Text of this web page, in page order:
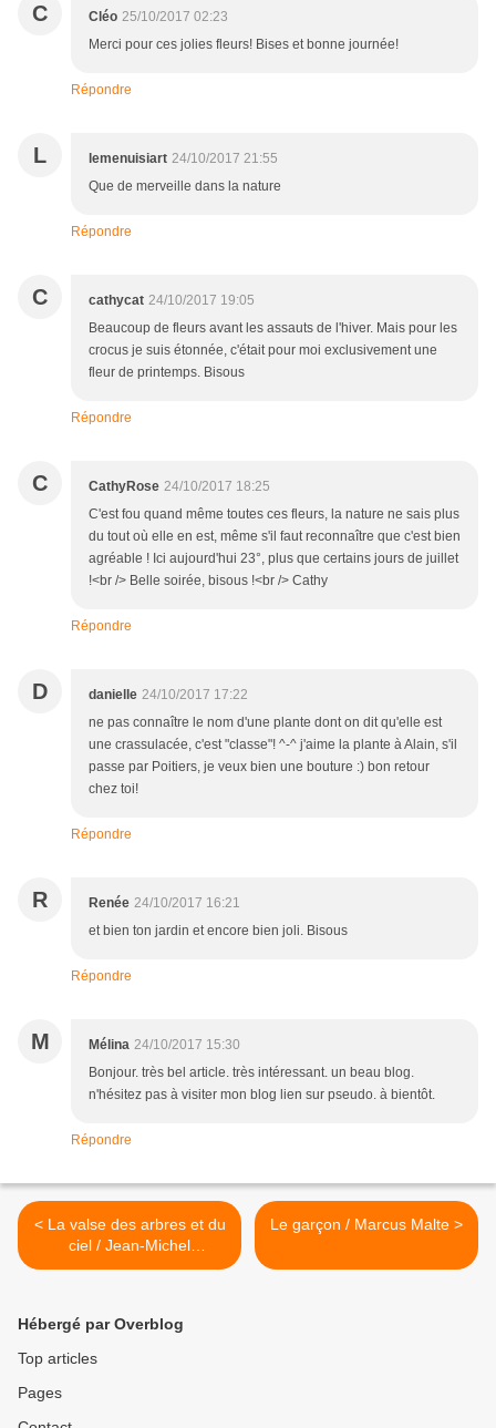
C Cléo 25/10/2017 02:23
Merci pour ces jolies fleurs! Bises et bonne journée!
Répondre
L lemenuisiart 24/10/2017 21:55
Que de merveille dans la nature
Répondre
C cathycat 24/10/2017 19:05
Beaucoup de fleurs avant les assauts de l'hiver. Mais pour les
crocus je suis étonnée, c'était pour moi exclusivement une
fleur de printemps. Bisous
Répondre
C CathyRose 24/10/2017 18:25
C'est fou quand même toutes ces fleurs, la nature ne sais plus
du tout où elle en est, même s'il faut reconnaître que c'est bien
agréable ! Ici aujourd'hui 23°, plus que certains jours de juillet
!<br /> Belle soirée, bisous !<br /> Cathy
Répondre
D danielle 24/10/2017 17:22
ne pas connaître le nom d'une plante dont on dit qu'elle est
une crassulacée, c'est "classe"! ^-^ j'aime la plante à Alain, s'il
passe par Poitiers, je veux bien une bouture :) bon retour
chez toi!
Répondre
R Renée 24/10/2017 16:21
et bien ton jardin et encore bien joli. Bisous
Répondre
M Mélina 24/10/2017 15:30
Bonjour. très bel article. très intéressant. un beau blog.
n'hésitez pas à visiter mon blog lien sur pseudo. à bientôt.
Répondre
< La valse des arbres et du
ciel / Jean-Michel
Guenassia
Le garçon / Marcus Malte >
Hébergé par Overblog
Top articles
Pages